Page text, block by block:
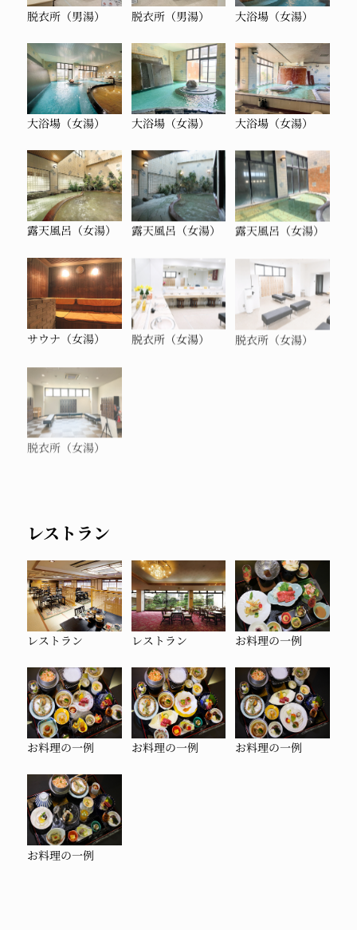
脱衣所（男湯） 脱衣所（男湯） 大浴場（女湯）
大浴場（女湯） 大浴場（女湯） 大浴場（女湯）
露天風呂（女湯） 露天風呂（女湯） 露天風呂（女湯）
サウナ（女湯） 脱衣所（女湯） 脱衣所（女湯）
脱衣所（女湯）
レストラン
レストラン レストラン お料理の一例
お料理の一例 お料理の一例 お料理の一例
お料理の一例